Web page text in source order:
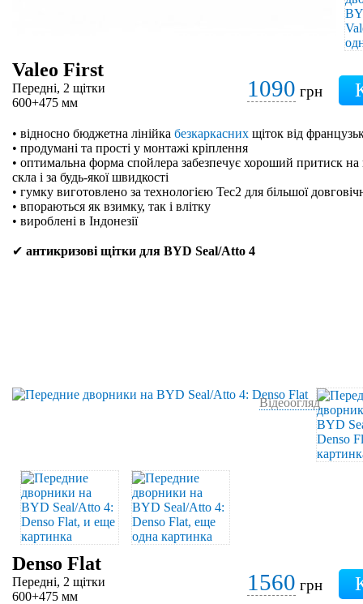
Valeo First
Передні, 2 щітки
600+475 мм
1090 грн
• відносно бюджетна лінійка безкаркасних щіток від
• продумані та прості у монтажі кріплення
• оптимальна форма спойлера забезпечує хороший притиск на
скла і за будь-якої швидкості
• гумку виготовлено за технологією Tec2 для більшої
• впораються як взимку, так і влітку
• вироблені в Індонезії
✔ антикризові щітки для BYD Seal/Atto 4
Відеоогляд
Denso Flat
Передні, 2 щітки
600+475 мм
1560 грн